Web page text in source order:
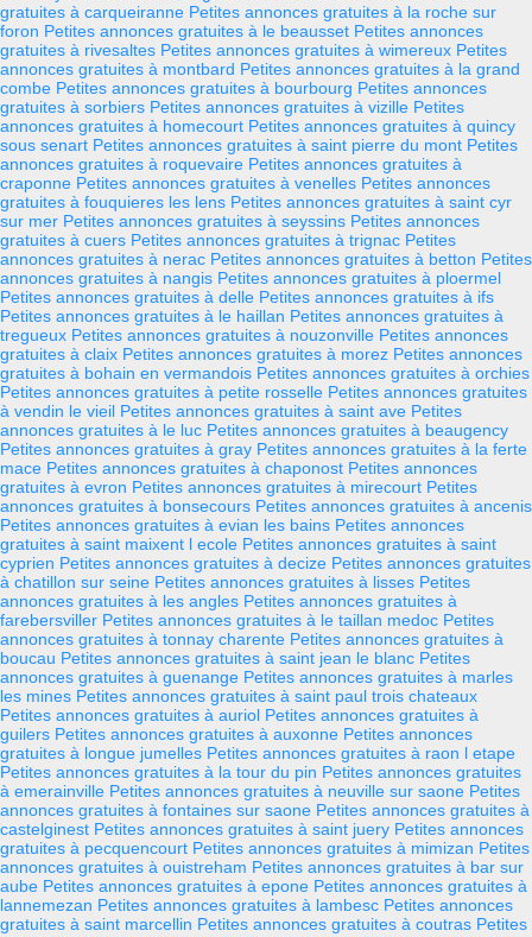
gratuites à carqueiranne Petites annonces gratuites à la roche sur
foron Petites annonces gratuites à le beausset Petites annonces
gratuites à rivesaltes Petites annonces gratuites à wimereux Petites
annonces gratuites à montbard Petites annonces gratuites à la grand
combe Petites annonces gratuites à bourbourg Petites annonces
gratuites à sorbiers Petites annonces gratuites à vizille Petites
annonces gratuites à homecourt Petites annonces gratuites à quincy
sous senart Petites annonces gratuites à saint pierre du mont Petites
annonces gratuites à roquevaire Petites annonces gratuites à
craponne Petites annonces gratuites à venelles Petites annonces
gratuites à fouquieres les lens Petites annonces gratuites à saint cyr
sur mer Petites annonces gratuites à seyssins Petites annonces
gratuites à cuers Petites annonces gratuites à trignac Petites
annonces gratuites à nerac Petites annonces gratuites à betton Petites
annonces gratuites à nangis Petites annonces gratuites à ploermel
Petites annonces gratuites à delle Petites annonces gratuites à ifs
Petites annonces gratuites à le haillan Petites annonces gratuites à
tregueux Petites annonces gratuites à nouzonville Petites annonces
gratuites à claix Petites annonces gratuites à morez Petites annonces
gratuites à bohain en vermandois Petites annonces gratuites à orchies
Petites annonces gratuites à petite rosselle Petites annonces gratuites
à vendin le vieil Petites annonces gratuites à saint ave Petites
annonces gratuites à le luc Petites annonces gratuites à beaugency
Petites annonces gratuites à gray Petites annonces gratuites à la ferte
mace Petites annonces gratuites à chaponost Petites annonces
gratuites à evron Petites annonces gratuites à mirecourt Petites
annonces gratuites à bonsecours Petites annonces gratuites à ancenis
Petites annonces gratuites à evian les bains Petites annonces
gratuites à saint maixent l ecole Petites annonces gratuites à saint
cyprien Petites annonces gratuites à decize Petites annonces gratuites
à chatillon sur seine Petites annonces gratuites à lisses Petites
annonces gratuites à les angles Petites annonces gratuites à
farebersviller Petites annonces gratuites à le taillan medoc Petites
annonces gratuites à tonnay charente Petites annonces gratuites à
boucau Petites annonces gratuites à saint jean le blanc Petites
annonces gratuites à guenange Petites annonces gratuites à marles
les mines Petites annonces gratuites à saint paul trois chateaux
Petites annonces gratuites à auriol Petites annonces gratuites à
guilers Petites annonces gratuites à auxonne Petites annonces
gratuites à longue jumelles Petites annonces gratuites à raon l etape
Petites annonces gratuites à la tour du pin Petites annonces gratuites
à emerainville Petites annonces gratuites à neuville sur saone Petites
annonces gratuites à fontaines sur saone Petites annonces gratuites à
castelginest Petites annonces gratuites à saint juery Petites annonces
gratuites à pecquencourt Petites annonces gratuites à mimizan Petites
annonces gratuites à ouistreham Petites annonces gratuites à bar sur
aube Petites annonces gratuites à epone Petites annonces gratuites à
lannemezan Petites annonces gratuites à lambesc Petites annonces
gratuites à saint marcellin Petites annonces gratuites à coutras Petites